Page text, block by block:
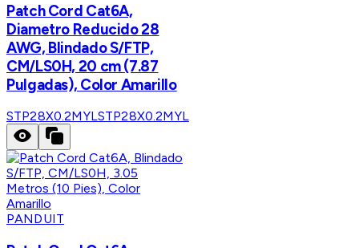
Patch Cord Cat6A,
Diametro Reducido 28
AWG, Blindado S/FTP,
CM/LS0H, 20 cm (7.87
Pulgadas), Color Amarillo
STP28X0.2MYLSTP28X0.2MYL
PANDUIT